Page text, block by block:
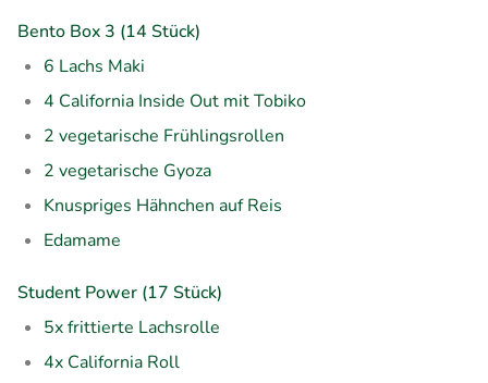
Bento Box 3 (14 Stück)
6 Lachs Maki
4 California Inside Out mit Tobiko
2 vegetarische Frühlingsrollen
2 vegetarische Gyoza
Knuspriges Hähnchen auf Reis
Edamame
Student Power (17 Stück)
5x frittierte Lachsrolle
4x California Roll